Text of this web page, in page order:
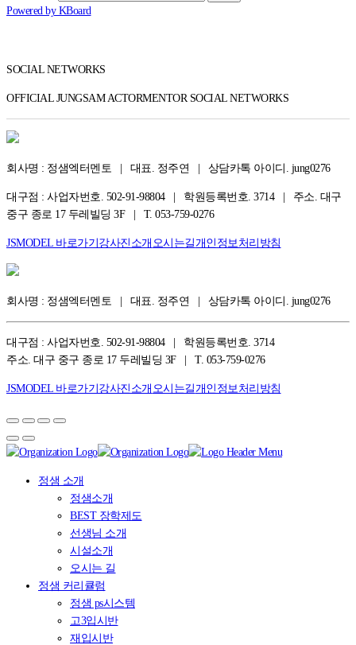
Powered by KBoard
SOCIAL NETWORKS
OFFICIAL JUNGSAM ACTORMENTOR SOCIAL NETWORKS
회사명 : 정샘엑터멘토 | 대표. 정주연 | 상담카톡 아이디. jung0276
대구점 : 사업자번호. 502-91-98804 | 학원등록번호. 3714 | 주소. 대구
중구 종로 17 두레빌딩 3F | T. 053-759-0276
JSMODEL 바로가기 강사진소개 오시는길개인정보처리방침
회사명 : 정샘엑터멘토 | 대표. 정주연 | 상담카톡 아이디. jung0276
대구점 : 사업자번호. 502-91-98804 | 학원등록번호. 3714
주소. 대구 중구 종로 17 두레빌딩 3F | T. 053-759-0276
JSMODEL 바로가기 강사진소개 오시는길개인정보처리방침
정샘 소개
정샘소개
BEST 장학제도
선생님 소개
시설소개
오시는 길
정샘 커리큘럼
정샘 ps시스템
고3입시반
재입시반